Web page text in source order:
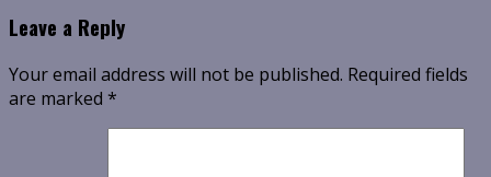
Leave a Reply
Your email address will not be published. Required fields
are marked *